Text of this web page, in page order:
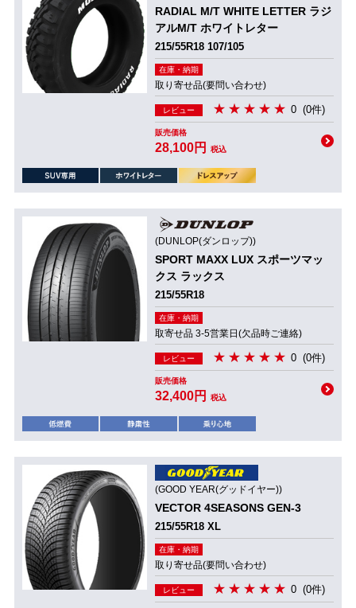
RADIAL M/T WHITE LETTER ラジ
アルM/T ホワイトレター
215/55R18 107/105
在庫・納期
取り寄せ品(要問い合わせ)
レビュー 0 (0件)
販売価格
28,100円 税込
(DUNLOP(ダンロップ))
SPORT MAXX LUX スポーツマッ
クス ラックス
215/55R18
在庫・納期
取寄せ品 3-5営業日(欠品時ご連絡)
レビュー 0 (0件)
販売価格
32,400円 税込
(GOOD YEAR(グッドイヤー))
VECTOR 4SEASONS GEN-3
215/55R18 XL
在庫・納期
取り寄せ品(要問い合わせ)
レビュー 0 (0件)